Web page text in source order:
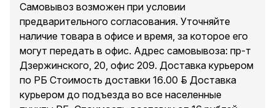
Аккумуляторная дрель-шуруповерт оснащена
двухскоростным редуктором: первая скорость
предназначена для закручивая крепежных
элементов, вторая - для сверления отверстий.
Благодаря регулировке крутящего момента
инструмент можно использовать при работе c
различными материалами.
Самовывоз возможен при условии
предварительного согласования. Уточняйте
наличие товара в офисе и время, за которое его
могут передать в офис. Адрес самовывоза: пр-т
Дзержинского, 20, офис 209. Доставка курьером
по РБ Стоимость доставки 16.00 руб. Доставка
курьером до подъезда во все населенные